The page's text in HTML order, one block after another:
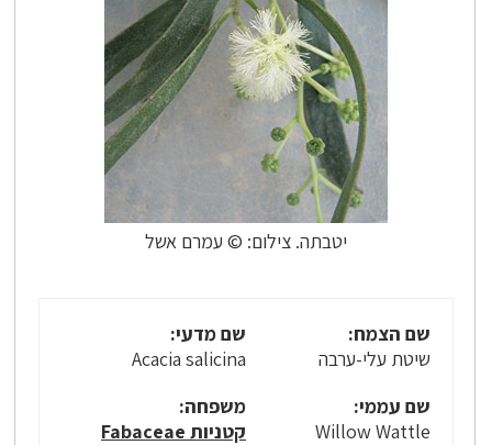
יטבתה. צילום: © עמרם אשל
שם הצמח:
שיטת עלי-ערבה
שם מדעי:
Acacia salicina
שם עממי:
Willow Wattle
משפחה:
קטניות Fabaceae